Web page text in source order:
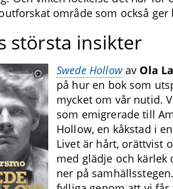
område som också
största insikter
Swede Hollowav Ola
på hur en bok som
mycket om vår nutid.
som emigrerade till
Hollow, en kåkstad i
Livet är hårt, orättvist
med glädje och kärlek
ner på